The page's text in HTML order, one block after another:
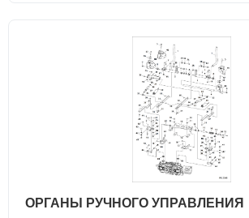
ОРГАНЫ РУЧНОГО УПРАВЛЕНИЯ